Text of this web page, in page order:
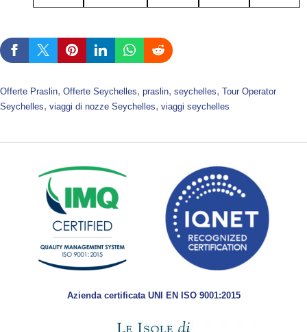
Offerte Praslin, Offerte Seychelles, praslin, seychelles, Tour Operator
Seychelles, viaggi di nozze Seychelles, viaggi seychelles
Azienda certificata UNI EN ISO 9001:2015